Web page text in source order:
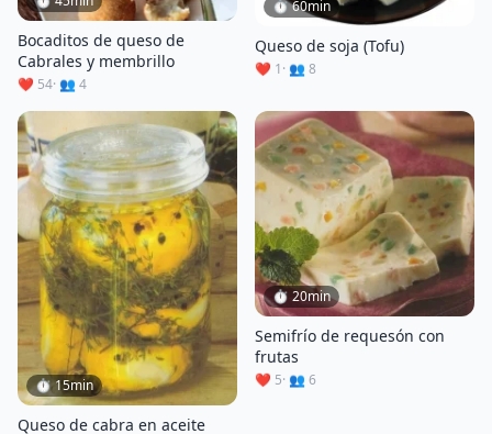
Bocaditos de queso de
Cabrales y membrillo
❤️ 54· 👥 4
⏱ 60min
Queso de soja (Tofu)
❤️ 1· 👥 8
⏱ 15min
Queso de cabra en aceite
⏱ 20min
Semifrío de requesón con
frutas
❤️ 5· 👥 6